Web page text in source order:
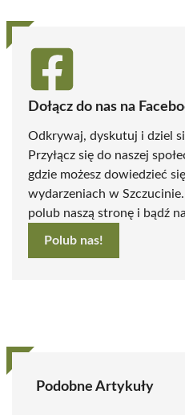
Dołącz do nas na
Odkrywaj, dyskutuj i dziel
Przyłącz się do naszej
gdzie możesz dowiedzieć
wydarzeniach w
polub naszą stronę i bądź
Polub nas!
Podobne Artykuły